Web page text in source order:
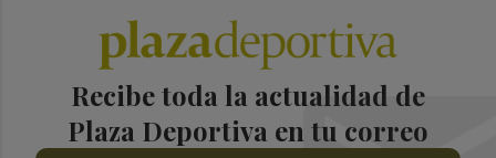
Recibe toda la actualidad de
Plaza Deportiva en tu correo